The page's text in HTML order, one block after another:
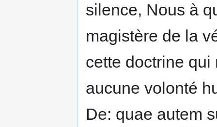
silence, Nous à
magistère de la
cette doctrine
aucune volonté
De: quae autem